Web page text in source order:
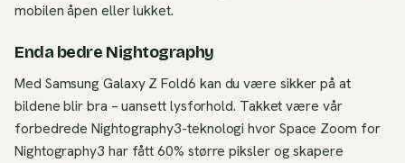
mobilen åpen eller lukket.
Enda bedre Nightography
Med Samsung Galaxy Z Fold6 kan du være sikker på at
bildene blir bra – uansett lysforhold. Takket være vår
forbedrede Nightography3-teknologi hvor Space Zoom for
Nightography3 har fått 60% større piksler og skapere